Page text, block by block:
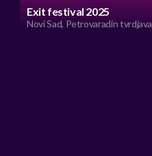
Exit festival 2025
Novi Sad, Petrovaradin tvrdjava